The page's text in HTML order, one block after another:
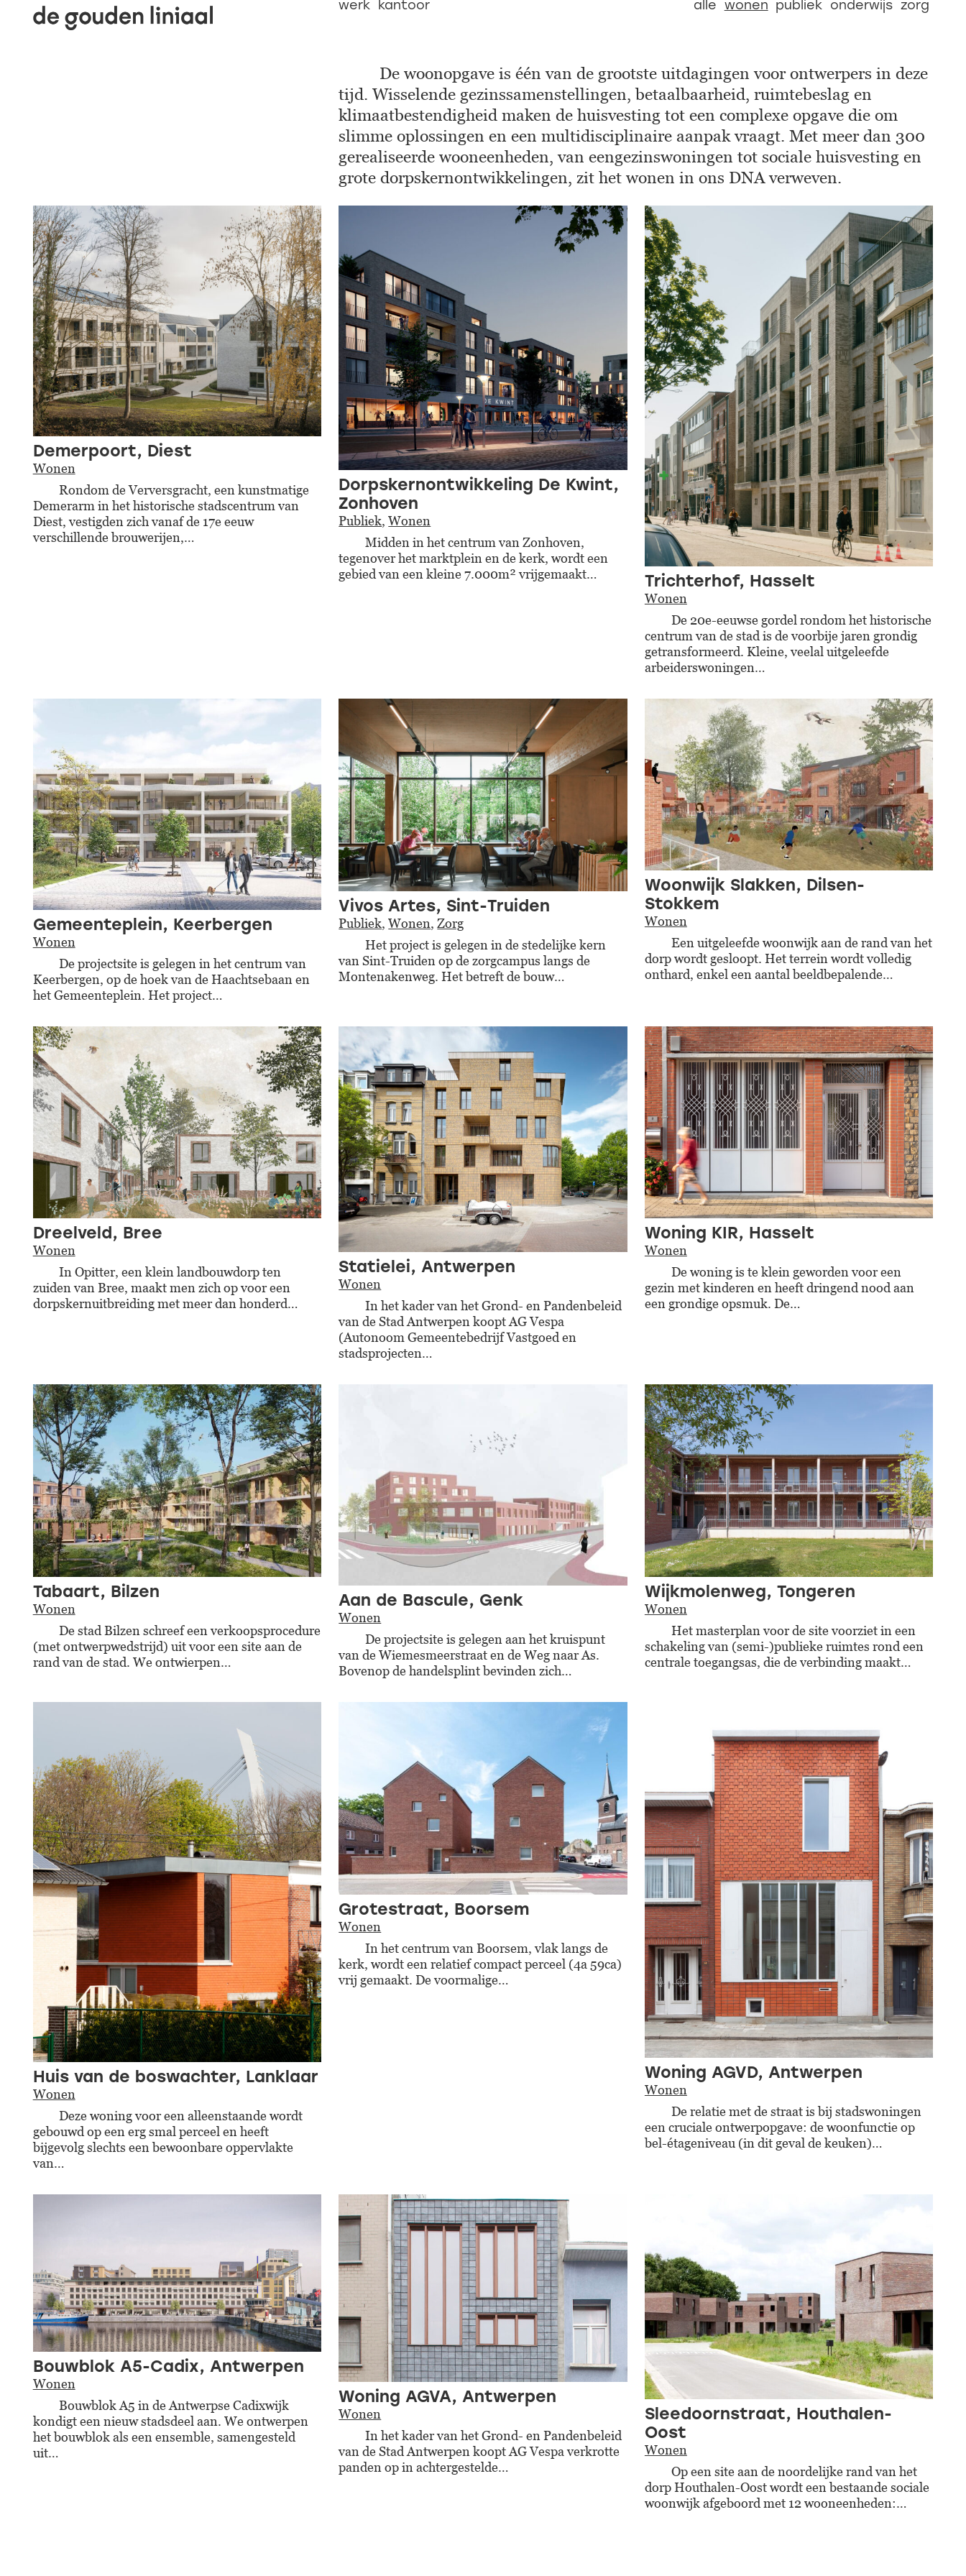
werk kantoor alle wonen publiek onderwijs zorg
De woonopgave is één van de grootste uitdagingen voor ontwerpers in deze
tijd. Wisselende gezinssamenstellingen, betaalbaarheid, ruimtebeslag en
klimaatbestendigheid maken de huisvesting tot een complexe opgave die om
slimme oplossingen en een multidisciplinaire aanpak vraagt. Met meer dan 300
gerealiseerde wooneenheden, van eengezinswoningen tot sociale huisvesting en
grote dorpskernontwikkelingen, zit het wonen in ons DNA verweven.
Demerpoort, Diest
Wonen
Rondom de Verversgracht, een kunstmatige
Demerarm in het historische stadscentrum van
Diest, vestigden zich vanaf de 17e eeuw
verschillende brouwerijen,…
Dorpskernontwikkeling De Kwint,
Zonhoven
Publiek,Wonen
Midden in het centrum van Zonhoven,
tegenover het marktplein en de kerk, wordt een
gebied van een kleine 7.000m² vrijgemaakt…
Trichterhof, Hasselt
Wonen
De 20e-eeuwse gordel rondom het historische
centrum van de stad is de voorbije jaren grondig
getransformeerd. Kleine, veelal uitgeleefde
arbeiderswoningen…
Gemeenteplein, Keerbergen
Wonen
De projectsite is gelegen in het centrum van
Keerbergen, op de hoek van de Haachtsebaan en
het Gemeenteplein. Het project…
Vivos Artes, Sint-Truiden
Publiek,Wonen,Zorg
Het project is gelegen in de stedelijke kern
van Sint-Truiden op de zorgcampus langs de
Montenakenweg. Het betreft de bouw…
Woonwijk Slakken, Dilsen-
Stokkem
Wonen
Een uitgeleefde woonwijk aan de rand van het
dorp wordt gesloopt. Het terrein wordt volledig
onthard, enkel een aantal beeldbepalende…
Dreelveld, Bree
Wonen
In Opitter, een klein landbouwdorp ten
zuiden van Bree, maakt men zich op voor een
dorpskernuitbreiding met meer dan honderd…
Statielei, Antwerpen
Wonen
In het kader van het Grond- en Pandenbeleid
van de Stad Antwerpen koopt AG Vespa
(Autonoom Gemeentebedrijf Vastgoed en
stadsprojecten…
Woning KIR, Hasselt
Wonen
De woning is te klein geworden voor een
gezin met kinderen en heeft dringend nood aan
een grondige opsmuk. De…
Tabaart, Bilzen
Wonen
De stad Bilzen schreef een verkoopsprocedure
(met ontwerpwedstrijd) uit voor een site aan de
rand van de stad. We ontwierpen…
Aan de Bascule, Genk
Wonen
De projectsite is gelegen aan het kruispunt
van de Wiemesmeerstraat en de Weg naar As.
Bovenop de handelsplint bevinden zich…
Wijkmolenweg, Tongeren
Wonen
Het masterplan voor de site voorziet in een
schakeling van (semi-)publieke ruimtes rond een
centrale toegangsas, die de verbinding maakt…
Huis van de boswachter, Lanklaar
Wonen
Deze woning voor een alleenstaande wordt
gebouwd op een erg smal perceel en heeft
bijgevolg slechts een bewoonbare oppervlakte
van…
Grotestraat, Boorsem
Wonen
In het centrum van Boorsem, vlak langs de
kerk, wordt een relatief compact perceel (4a 59ca)
vrij gemaakt. De voormalige…
Woning AGVD, Antwerpen
Wonen
De relatie met de straat is bij stadswoningen
een cruciale ontwerpopgave: de woonfunctie op
bel-étageniveau (in dit geval de keuken)…
Bouwblok A5-Cadix, Antwerpen
Wonen
Bouwblok A5 in de Antwerpse Cadixwijk
kondigt een nieuw stadsdeel aan. We ontwerpen
het bouwblok als een ensemble, samengesteld
uit…
Woning AGVA, Antwerpen
Wonen
In het kader van het Grond- en Pandenbeleid
van de Stad Antwerpen koopt AG Vespa verkrotte
panden op in achtergestelde…
Sleedoornstraat, Houthalen-
Oost
Wonen
Op een site aan de noordelijke rand van het
dorp Houthalen-Oost wordt een bestaande sociale
woonwijk afgeboord met 12 wooneenheden:…